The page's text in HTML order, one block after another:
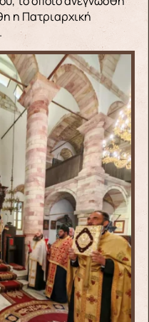
η Πατριαρχική